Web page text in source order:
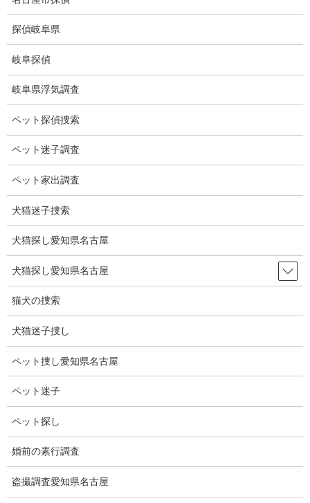
に
動
ョ
に
動
ブログ
HOME ブログ
2020-12-13
ブログ
宇宙船
NASAは12月10日、ボーイングが開発中の新型有人宇宙船「スタ
ーライナー」による2回目の無人軌道飛行試験の打ち上げ実験を
2021年3月29日に予定。
2019年、1回目の「OFT」とは国際宇宙ステーションの到着を断
念し地球に帰還。
2回目の成功を楽しみにしています。
宙旅行が出来る未来が現実になる気がします。
外形が円盤状で、まるで、UFOです。
そう考えると宇宙のどこかに地球の人類より遥かに進歩した文明
が存在していても不思議ではないと思います。
探偵岐阜県
岐阜探偵
岐阜県浮気調査
ペット探偵捜索
ペット迷子調査
ペット家出調査
犬猫迷子捜索
犬猫探し愛知県名古屋
犬猫探し愛知県名古屋
猫犬の捜索
犬猫迷子捜し
ペット捜し愛知県名古屋
ペット迷子
ペット探し
婚前の素行調査
盗撮調査愛知県名古屋